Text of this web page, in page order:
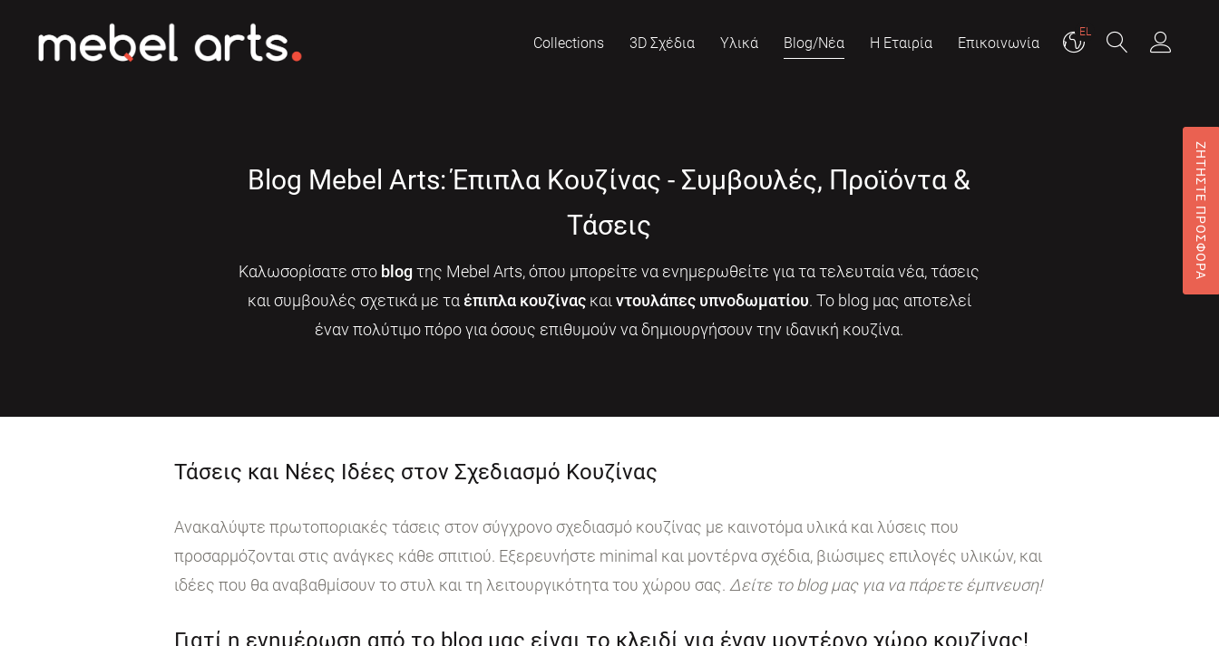
Collections 3D Σχέδια Υλικά Blog/Νέα Η Εταιρία Επικοινωνία
EL
Blog Mebel Arts: Έπιπλα Κουζίνας - Συμβουλές, Προϊόντα &
Τάσεις
Καλωσορίσατε στο blogτης Mebel Arts, όπου μπορείτε να ενημερωθείτε για τα τελευταία νέα, τάσεις
και συμβουλές σχετικά με τα έπιπλα κουζίναςκαι ντουλάπες υπνοδωματίου. Το blog μας αποτελεί
έναν πολύτιμο πόρο για όσους επιθυμούν να δημιουργήσουν την ιδανική κουζίνα.
Τάσεις και Νέες Ιδέες στον Σχεδιασμό Κουζίνας
Ανακαλύψτε πρωτοποριακές τάσεις στον σύγχρονο σχεδιασμό κουζίνας με καινοτόμα υλικά και λύσεις που
προσαρμόζονται στις ανάγκες κάθε σπιτιού. Εξερευνήστε minimal και μοντέρνα σχέδια, βιώσιμες επιλογές υλικών, και
ιδέες που θα αναβαθμίσουν το στυλ και τη λειτουργικότητα του χώρου σας. Δείτε το blog μας για να πάρετε έμπνευση!
Γιατί η ενημέρωση από το blog μας είναι το κλειδί για έναν μοντέρνο χώρο κουζίνας!
ΖΗΤΗΣΤΕ ΠΡΟΣΦΟΡΑ